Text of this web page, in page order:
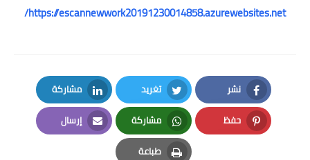
https://escannewwork20191230014858.azurewebsites.net/
نشر
Facebook
تغريد
Twitter
مشاركة
LinkedIn
حفظ
Pinterest
مشاركة
Whatsapp
إرسال
Email
طباعة